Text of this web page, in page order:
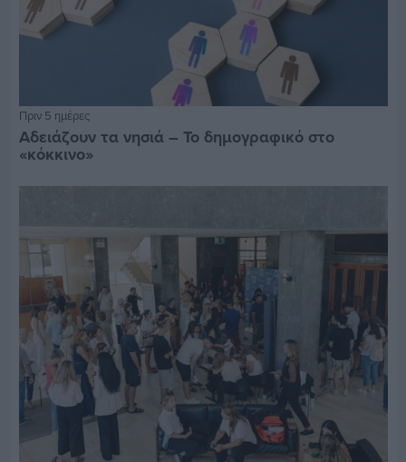
Πριν 5 ημέρες
Αδειάζουν τα νησιά – Το δημογραφικό στο
«κόκκινο»